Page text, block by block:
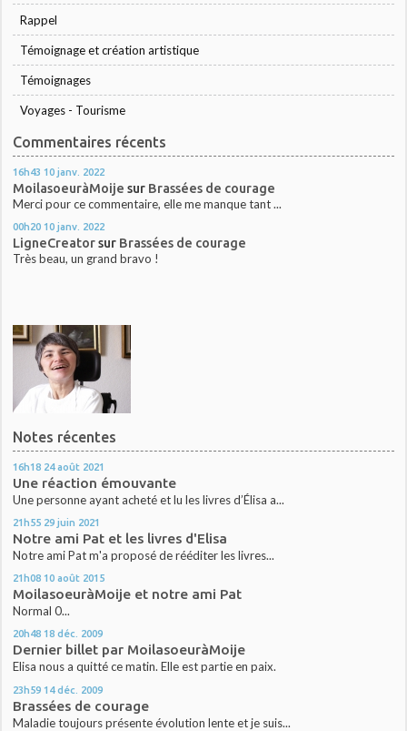
Rappel
Témoignage et création artistique
Témoignages
Voyages - Tourisme
Commentaires récents
16h43 10 janv. 2022
MoilasoeuràMoije sur Brassées de courage
Merci pour ce commentaire, elle me manque tant ...
00h20 10 janv. 2022
LigneCreatorsur Brassées de courage
Très beau, un grand bravo !
Notes récentes
16h18 24 août 2021
Une réaction émouvante
Une personne ayant acheté et lu les livres d’Élisa a...
21h55 29 juin 2021
Notre ami Pat et les livres d'Elisa
Notre ami Pat m'a proposé de rééditer les livres...
21h08 10 août 2015
MoilasoeuràMoije et notre ami Pat
Normal 0...
20h48 18 déc. 2009
Dernier billet par MoilasoeuràMoije
Elisa nous a quitté ce matin. Elle est partie en paix.
23h59 14 déc. 2009
Brassées de courage
Maladie toujours présente évolution lente et je suis...